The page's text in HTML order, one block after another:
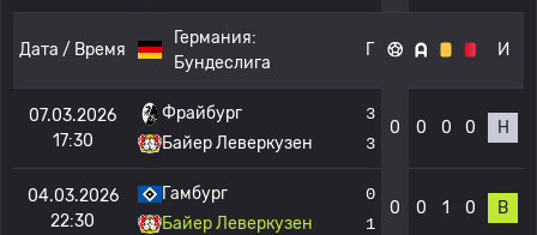
Дата / Время
Германия:
Бундеслига
Г И
07.03.2026
17:30
Фрайбург
Байер Леверкузен
3
3
0 0 0 0 Н
04.03.2026
22:30
Гамбург
Байер Леверкузен
0
1
0 0 1 0 В